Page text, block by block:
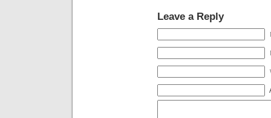
Leave a Reply